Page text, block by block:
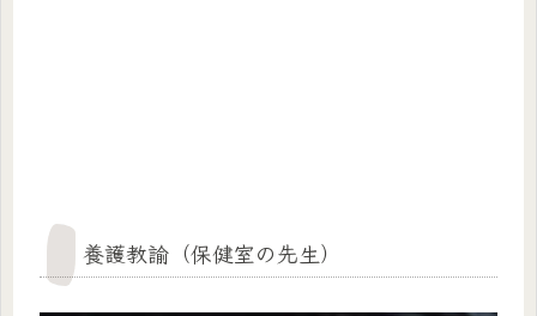
養護教諭（保健室の先生）